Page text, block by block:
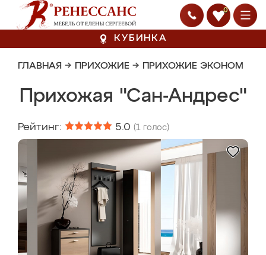
0
КУБИНКА
ГЛАВНАЯ → ПРИХОЖИЕ → ПРИХОЖИЕ ЭКОНОМ
Прихожая "Сан-Андрес"
Рейтинг: 5.0 (1 голос)